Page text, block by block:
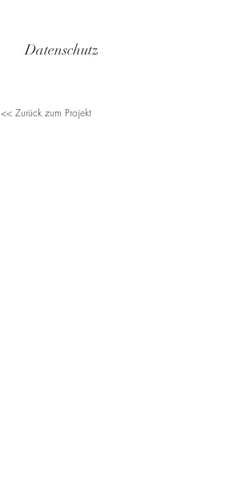
Datenschutz
<< Zurück zum Projekt